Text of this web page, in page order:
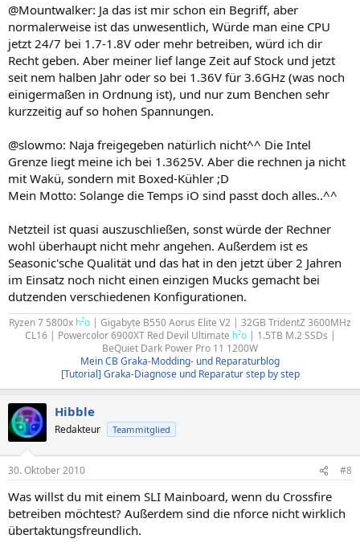
@Mountwalker: Ja das ist mir schon ein Begriff, aber
normalerweise ist das unwesentlich, Würde man eine CPU
jetzt 24/7 bei 1.7-1.8V oder mehr betreiben, würd ich dir
Recht geben. Aber meiner lief lange Zeit auf Stock und jetzt
seit nem halben Jahr oder so bei 1.36V für 3.6GHz (was noch
einigermaßen in Ordnung ist), und nur zum Benchen sehr
kurzzeitig auf so hohen Spannungen.
@slowmo: Naja freigegeben natürlich nicht^^ Die Intel
Grenze liegt meine ich bei 1.3625V. Aber die rechnen ja nicht
mit Wakü, sondern mit Boxed-Kühler ;D
Mein Motto: Solange die Temps iO sind passt doch alles..^^
Netzteil ist quasi auszuschließen, sonst würde der Rechner
wohl überhaupt nicht mehr angehen. Außerdem ist es
Seasonic'sche Qualität und das hat in den jetzt über 2 Jahren
im Einsatz noch nicht einen einzigen Mucks gemacht bei
dutzenden verschiedenen Konfigurationen.
Ryzen 7 5800x h²o | Gigabyte B550 Aorus Elite V2 | 32GB TridentZ 3600MHz
CL16 | Powercolor 6900XT Red Devil Ultimate h²o| 1.5TB M.2 SSDs |
BeQuiet Dark Power Pro 11 1200W
Mein CB Graka-Modding- und Reparaturblog
[Tutorial] Graka-Diagnose und Reparatur step by step
Hibble
Redakteur Teammitglied
30. Oktober 2010 #8
Was willst du mit einem SLI Mainboard, wenn du Crossfire
betreiben möchtest? Außerdem sind die nforce nicht wirklich
übertaktungsfreundlich.